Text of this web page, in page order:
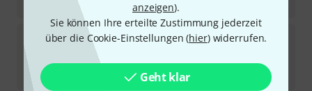
anzeigen).
Sie können Ihre erteilte Zustimmung jederzeit
über die Cookie-Einstellungen (hier) widerrufen.
Geht klar
Musilia S2 Cello Case TBLK/BLK
Sofort lieferbar